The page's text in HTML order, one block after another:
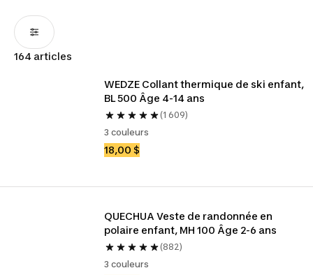
164 articles
WEDZE Collant thermique de ski enfant,
BL 500 Âge 4-14 ans
(1 609)
3 couleurs
18,00 $
QUECHUA Veste de randonnée en
polaire enfant, MH 100 Âge 2-6 ans
(882)
3 couleurs